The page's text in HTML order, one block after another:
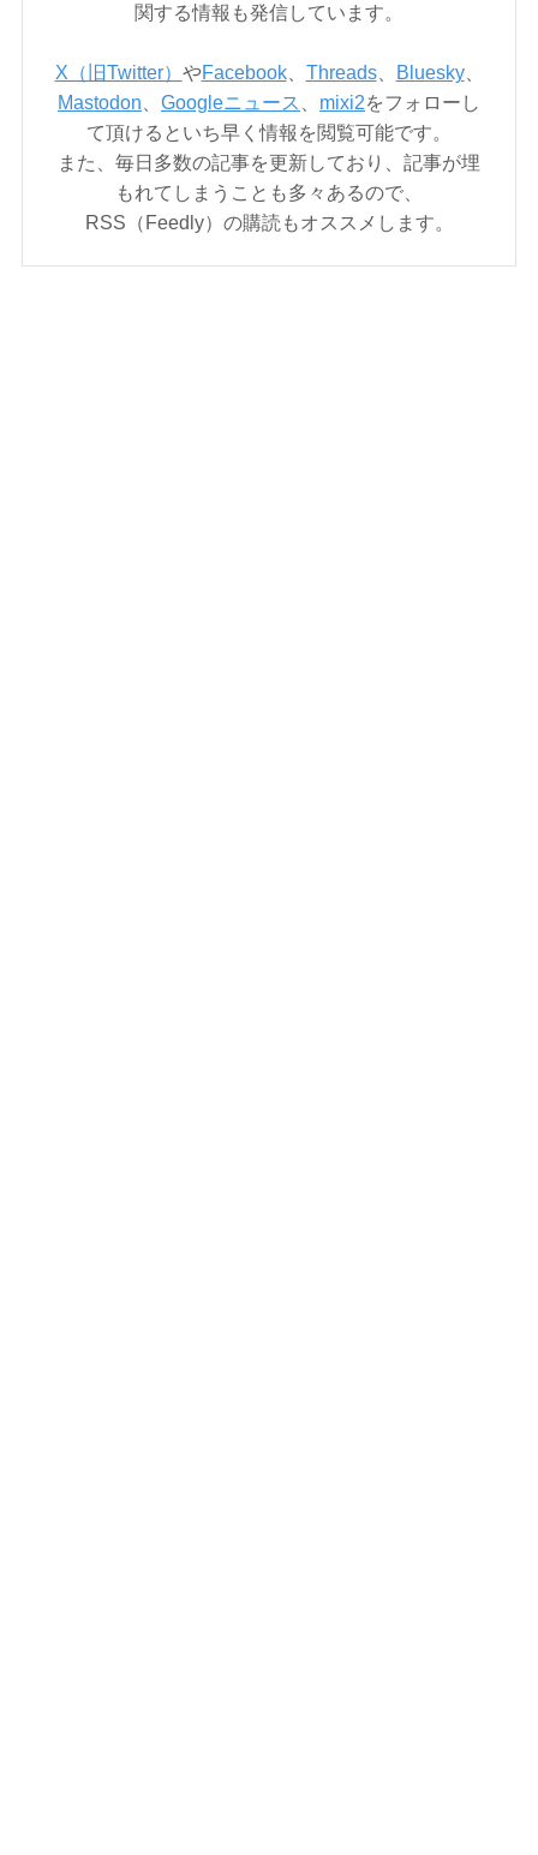
関する情報も発信しています。
X（旧Twitter） やFacebook、 Threads、 Bluesky、
Mastodon
Googleニュース mixi2をフォローし
て頂けるといち早く情報を閲覧可能です。
また、毎日多数の記事を更新しており、記事が埋
もれてしまうことも多々あるので、
RSS（Feedly）の購読もオススメします。